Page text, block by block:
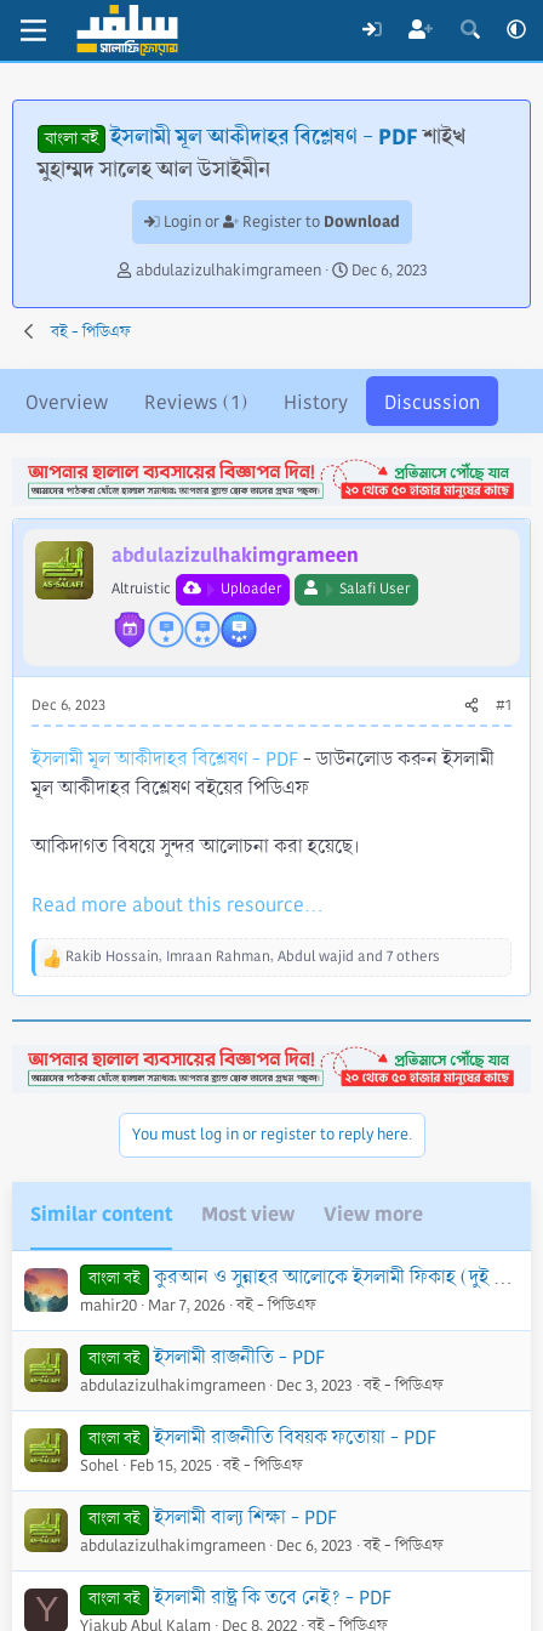
বাংলা বই ইসলামী মূল আকীদাহর বিশ্লেষণ - PDFশাইখ
মুহাম্মদ সালেহ আল উসাইমীন
Login or Register to Download
T
r
t
r
t
e
r
abdulazizulhakimgrameen
S
a
t
e
Dec 6, 2023
বই - পিডিএফ
Overview Reviews (1) History Discussion
abdulazizulhakimgrameen
Altruistic Uploader Salafi User
Dec 6, 2023 #1
ইসলামী মূল আকীদাহর বিশ্লেষণ - PDF- ডাউনলোড করুন ইসলামী
মূল আকীদাহর বিশ্লেষণ বইয়ের পিডিএফ
আকিদাগত বিষয়ে সুন্দর আলোচনা করা হয়েছে।
Read more about this resource...
R
t
i
Rakib Hossain, Imraan Rahman, Abdul wajid and 7 others
You must log in or register to reply here.
Similar content Most view View more
বাংলা বই কুরআন ও সুন্নাহর আলোকে ইসলামী ফিকাহ (দুই খণ্ড একত্রে) - PDF
mahir20 Mar 7, 2026 বই - পিডিএফ
বাংলা বই ইসলামী রাজনীতি - PDF
abdulazizulhakimgrameen Dec 3, 2023 বই - পিডিএফ
বাংলা বই ইসলামী রাজনীতি বিষয়ক ফতোয়া - PDF
Sohel Feb 15, 2025 বই - পিডিএফ
বাংলা বই ইসলামী বাল্য শিক্ষা - PDF
abdulazizulhakimgrameen Dec 6, 2023 বই - পিডিএফ
Y বাংলা বই ইসলামী রাষ্ট্র কি তবে নেই? - PDF
Yiakub Abul Kalam Dec 8, 2022 বই - পিডিএফ